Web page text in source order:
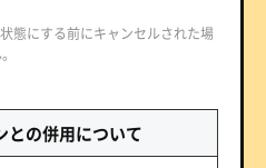
態にする前にキャンセルされた場
との併用について